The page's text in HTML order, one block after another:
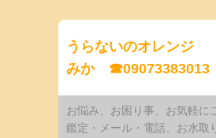
うらないのオ
みか ☎09073383013
お悩み、お困り事、お気軽に
鑑定・メール・電話、お水取